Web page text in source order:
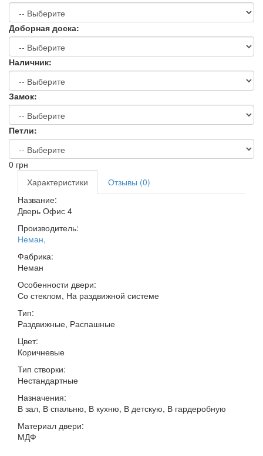
Доборная доска:
Наличник:
Замок:
Петли:
0 грн
Характеристики
Отзывы (0)
Название:
Дверь Офис 4
Производитель:
Неман,
Фабрика:
Неман
Особенности двери:
Со стеклом, На раздвижной системе
Тип:
Раздвижные, Распашные
Цвет:
Коричневые
Тип створки:
Нестандартные
Назначения:
В зал, В спальню, В кухню, В детскую, В гардеробную
Материал двери:
МДФ